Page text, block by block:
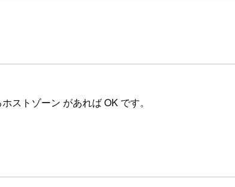
ストゾーン があれば OK です。